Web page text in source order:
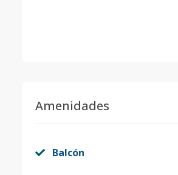
Amenidades
Balcón